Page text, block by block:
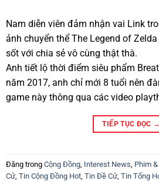
Nam diễn viên đảm nhận vai Link
ảnh chuyển thể The Legend of
sốt với chia sẻ vô cùng thật thà.
Anh tiết lộ thời điểm siêu phẩm
năm 2017, anh chỉ mới 8 tuổi nên
game này thông qua các video
TIẾP TỤC ĐỌC →
Đăng trong Cộng Đồng Interest News Phim
Cử, Tin Cộng Đồng Hot Tin Đề Cử, Tin Tổng